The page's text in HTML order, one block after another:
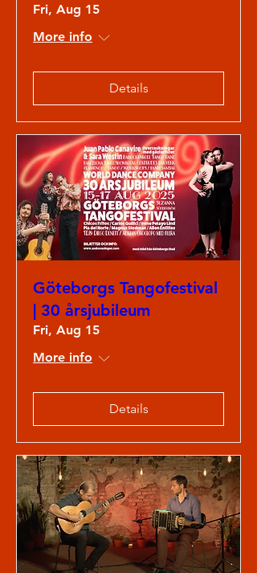
Fri, Aug 15
More info
Details
Göteborgs Tangofestival
| 30 årsjubileum
Fri, Aug 15
More info
Details